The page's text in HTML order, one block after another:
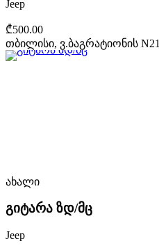
Jeep
₾500.00
თბილისი, ვ.ბაგრატიონის N21
ახალი
გიტარა ზდ/მც
Jeep